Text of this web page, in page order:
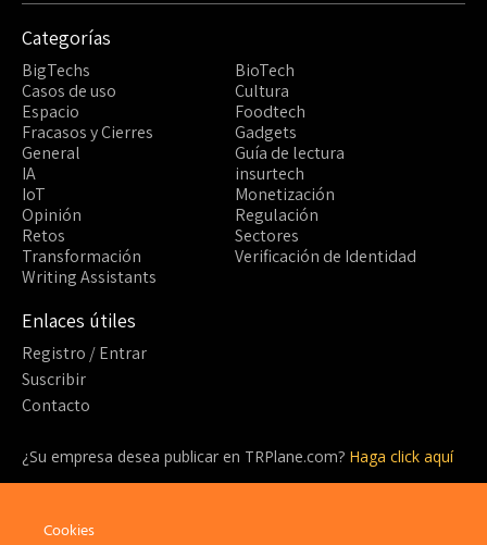
Categorías
BigTechs
BioTech
Casos de uso
Cultura
Espacio
Foodtech
Fracasos y Cierres
Gadgets
General
Guía de lectura
IA
insurtech
IoT
Monetización
Opinión
Regulación
Retos
Sectores
Transformación
Verificación de Identidad
Writing Assistants
Enlaces útiles
Registro / Entrar
Suscribir
Contacto
¿Su empresa desea publicar en TRPlane.com? Haga click aquí
¡Sea parte de la comunidad detrás de TRPlane y disfrute de un
Cookies